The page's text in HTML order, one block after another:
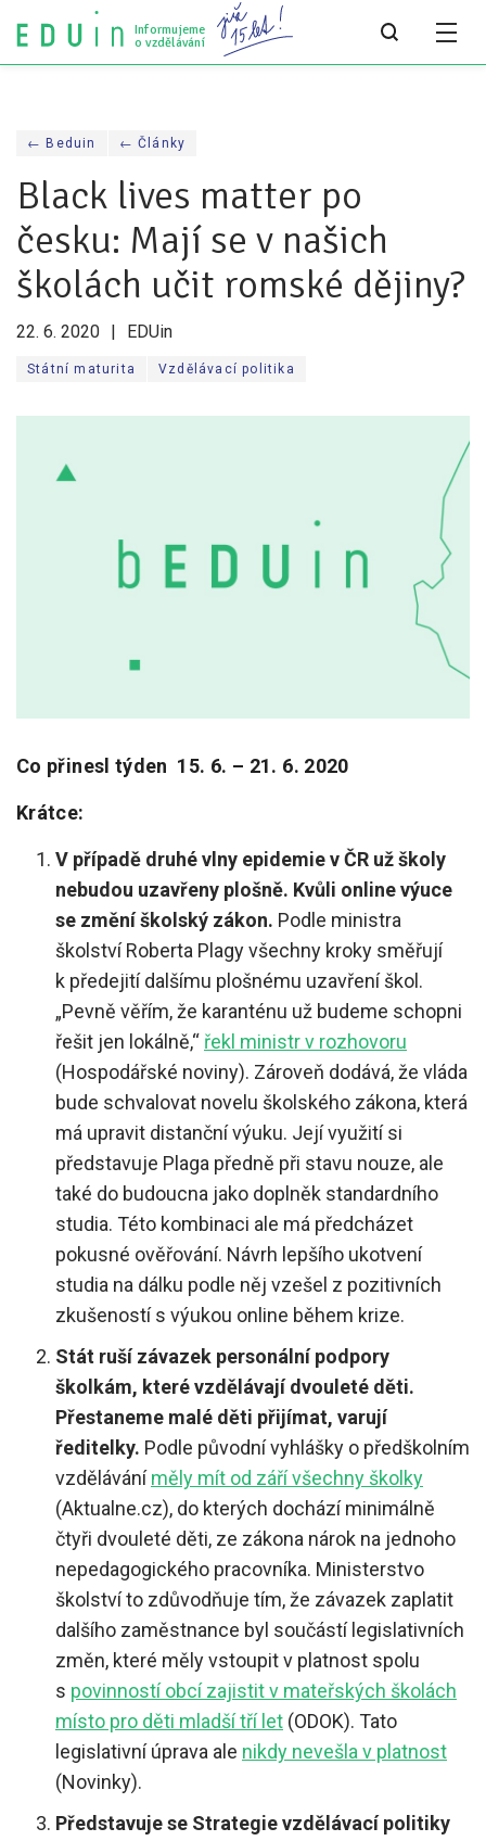
Informujeme
o vzdělávání
Všechny články
Všechny články
Analýzy
Pro média
Pro zřizovatele
Konference Lepší škola
Partneři a dárci
← Beduin ← Články
Black lives matter po
česku: Mají se v našich
školách učit romské dějiny?
22. 6. 2020 EDUin
Státní maturita Vzdělávací politika
Co přinesl týden 15. 6. – 21. 6. 2020
Krátce:
V případě druhé vlny epidemie v ČR už školy
nebudou uzavřeny plošně. Kvůli online výuce
se změní školský zákon. Podle ministra
školství Roberta Plagy všechny kroky směřují
k předejití dalšímu plošnému uzavření škol.
„Pevně věřím, že karanténu už budeme schopni
řešit jen lokálně,“ řekl ministr v rozhovoru
(Hospodářské noviny). Zároveň dodává, že vláda
bude schvalovat novelu školského zákona, která
má upravit distanční výuku. Její využití si
představuje Plaga předně při stavu nouze, ale
také do budoucna jako doplněk standardního
studia. Této kombinaci ale má předcházet
pokusné ověřování. Návrh lepšího ukotvení
studia na dálku podle něj vzešel z pozitivních
zkušeností s výukou online během krize.
Stát ruší závazek personální podpory
školkám, které vzdělávají dvouleté děti.
Přestaneme malé děti přijímat, varují
ředitelky. Podle původní vyhlášky o předškolním
vzděláváníměly mít od září všechny školky
(Aktualne.cz), do kterých dochází minimálně
čtyři dvouleté děti, ze zákona nárok na jednoho
nepedagogického pracovníka. Ministerstvo
školství to zdůvodňuje tím, že závazek zaplatit
dalšího zaměstnance byl součástí legislativních
změn, které měly vstoupit v platnost spolu
s povinností obcí zajistit v mateřských školách
místo pro děti mladší tří let (ODOK). Tato
legislativní úprava ale nikdy nevešla v platnost
(Novinky).
Představuje se Strategie vzdělávací politiky